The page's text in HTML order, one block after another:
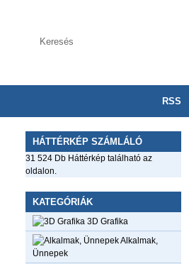
RSS
HÁTTÉRKÉP SZÁMLÁLÓ
31 524 Db Háttérkép található az
oldalon.
KATEGÓRIÁK
3D Grafika
Alkalmak,
Ünnepek